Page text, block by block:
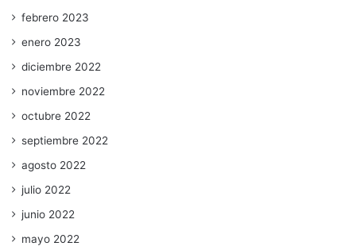
febrero 2023
enero 2023
diciembre 2022
noviembre 2022
octubre 2022
septiembre 2022
agosto 2022
julio 2022
junio 2022
mayo 2022